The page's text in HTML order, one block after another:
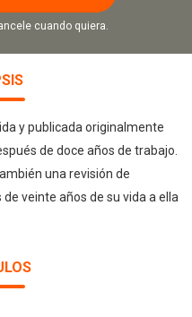
cuando quiera.
y publicada originalmente
de doce años de trabajo.
una revisión de
veinte años de su vida a ella